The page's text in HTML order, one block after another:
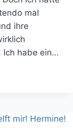
mal
ihre
Ich habe ein…